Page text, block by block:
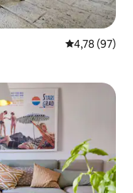
4,78 de uma
4,78 (97)